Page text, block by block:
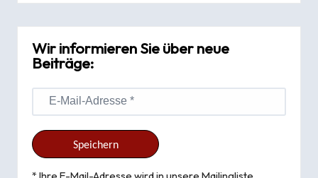
Wir informieren Sie über neue
Beiträge: